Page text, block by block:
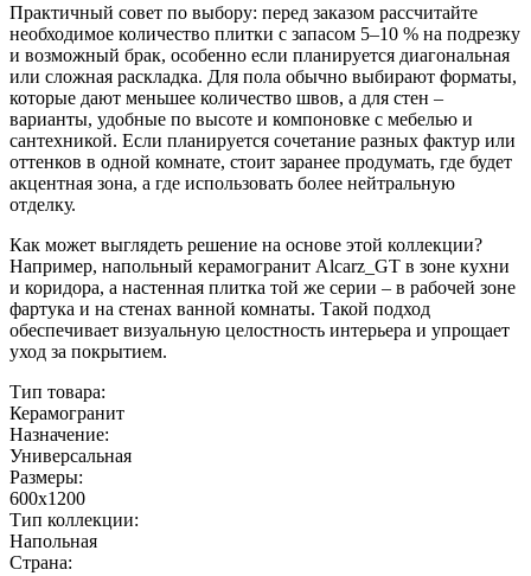
Практичный совет по выбору: перед заказом рассчитайте
необходимое количество плитки с запасом 5–10 % на подрезку
и возможный брак, особенно если планируется диагональная
или сложная раскладка. Для пола обычно выбирают форматы,
которые дают меньшее количество швов, а для стен –
варианты, удобные по высоте и компоновке с мебелью и
сантехникой. Если планируется сочетание разных фактур или
оттенков в одной комнате, стоит заранее продумать, где будет
акцентная зона, а где использовать более нейтральную
отделку.
Как может выглядеть решение на основе этой коллекции?
Например, напольный керамогранит Alcarz_GT в зоне кухни
и коридора, а настенная плитка той же серии – в рабочей зоне
фартука и на стенах ванной комнаты. Такой подход
обеспечивает визуальную целостность интерьера и упрощает
уход за покрытием.
Тип товара:
Керамогранит
Назначение:
Универсальная
Размеры:
600x1200
Тип коллекции:
Напольная
Страна: